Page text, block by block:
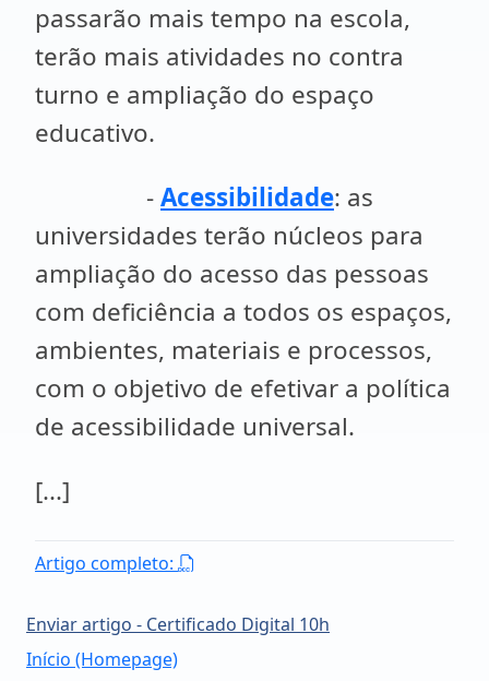
passarão mais tempo na escola,
terão mais atividades no contra
turno e ampliação do espaço
educativo.
-Acessibilidade: as
universidades terão núcleos para
ampliação do acesso das pessoas
com deficiência a todos os espaços,
ambientes, materiais e processos,
com o objetivo de efetivar a política
de acessibilidade universal.
[...]
Artigo completo:
Enviar artigo - Certificado Digital 10h
Início (Homepage)